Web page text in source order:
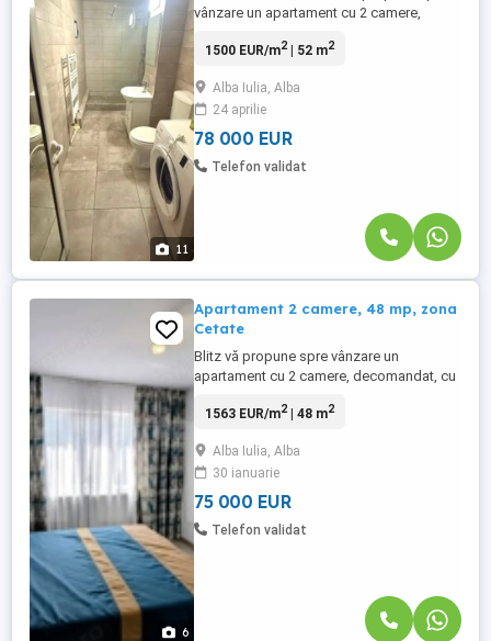
11
vânzare un apartament cu 2 camere,
Cetate – Flanco, o locație centrală și
deosebită către pădure 🌳. 🏢 Imobilul
este amplasat la etajul 9 din 10, într-un
bloc bine întreținut, dotat cu ...
1500 EUR/m2| 52 m2
Alba Iulia, Alba
24 aprilie
78 000 EUR
Telefon validat
6
Apartament 2 camere, 48 mp, zona
Cetate
Blitz vă propune spre vânzare un
apartament cu 2 camere, decomandat, cu
9 din 10 al unui imobil bine întreținut,
Proprietatea se remarcă prin
compartimentarea funcțională și
luminozitatea excelentă, fiind compusă
1563 EUR/m2| 48 m2
Alba Iulia, Alba
30 ianuarie
75 000 EUR
Telefon validat